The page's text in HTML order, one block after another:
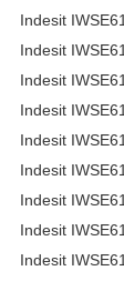
Indesit
Indesit
Indesit
Indesit
Indesit
Indesit
Indesit
Indesit
Indesit